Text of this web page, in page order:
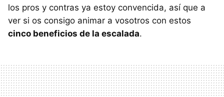
los pros y contras ya estoy convencida, así que a
ver si os consigo animar a vosotros con estos
cinco beneficios de la escalada.